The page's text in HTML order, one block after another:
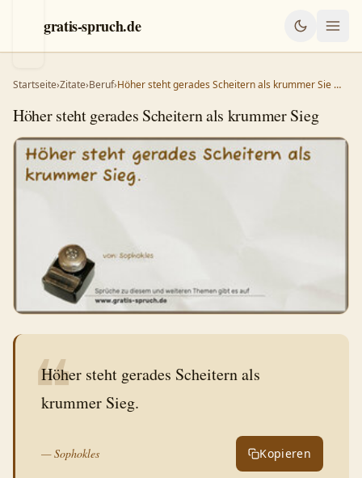
gratis-spruch.de
Startseite›Zitate›Beruf›Höher steht gerades Scheitern als krummer Sie …
Höher steht gerades Scheitern als krummer Sieg
❝
Höher steht gerades Scheitern als
krummer Sieg.
—Sophokles Kopieren